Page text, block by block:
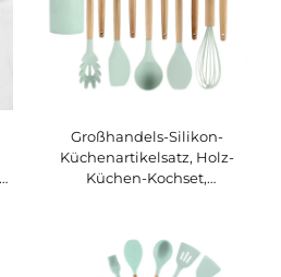
Großhandels-Silikon-
Küchenartikelsatz, Holz-
Küchen-Kochset,